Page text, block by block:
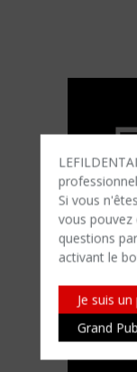
Si vous
vous pouvez
questions
activant le
Je suis
Grand